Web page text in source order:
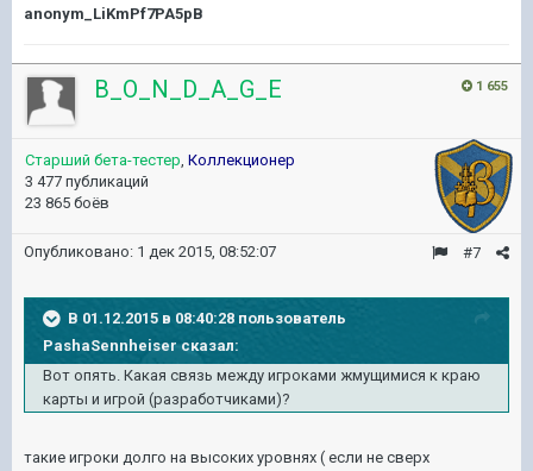
anonym_LiKmPf7PA5pB
1 655
B_O_N_D_A_G_E
Старший бета-тестер, Коллекционер
3 477 публикаций
23 865 боёв
#7
Опубликовано: 1 дек 2015, 08:52:07
В 01.12.2015 в 08:40:28 пользователь
PashaSennheiser сказал:
Вот опять. Какая связь между игроками жмущимися к краю
карты и игрой (разработчиками)?
такие игроки долго на высоких уровнях ( если не сверх